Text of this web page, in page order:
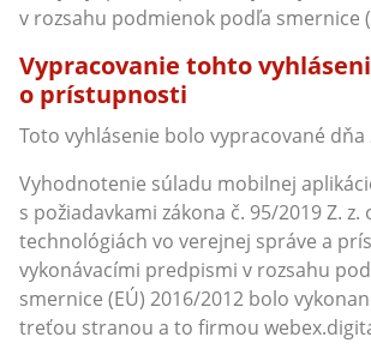
v rozsahu podmienok podľa smernice
Vypracovanie tohto
o prístupnosti
Toto vyhlásenie bolo vypracované dňa
Vyhodnotenie súladu mobilnej
s požiadavkami zákona č. 95/2019 Z.
technológiách vo verejnej správe a
vykonávacími predpismi v rozsahu
smernice (EÚ) 2016/2012 bolo
treťou stranou a to firmou